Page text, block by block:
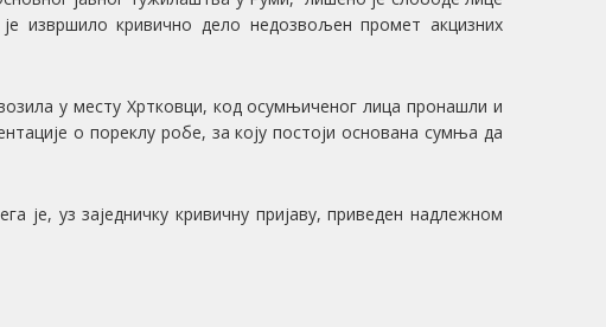
извршило кривично дело недозвољен промет акцизних
у месту Хртковци, код осумњиченог лица пронашли и
о пореклу робе, за коју постоји основана сумња да
је, уз заједничку кривичну пријаву, приведен надлежном